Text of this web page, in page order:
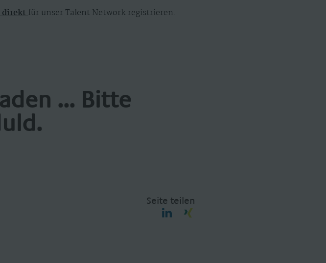
direktfür unser Talent Network registrieren.
... Bitte
Seite teilen